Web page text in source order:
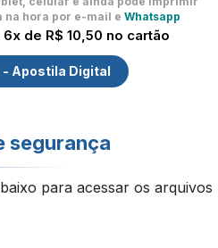
na hora por e-mail e Whatsapp
6x de R$ 10,50 no cartão
- Apostila Digital
segurança
para acessar os arquivos